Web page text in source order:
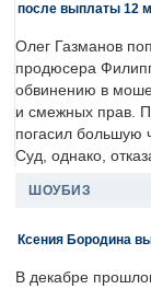
после выплаты 12
Олег Газманов
продюсера
обвинению в
и смежных прав.
погасил большую
Суд, однако,
ШОУБИЗ
Ксения Бородина
В декабре